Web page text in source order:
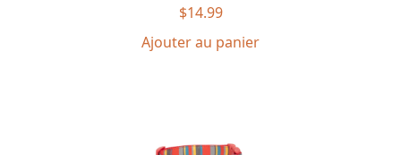
$14.99
Ajouter au panier